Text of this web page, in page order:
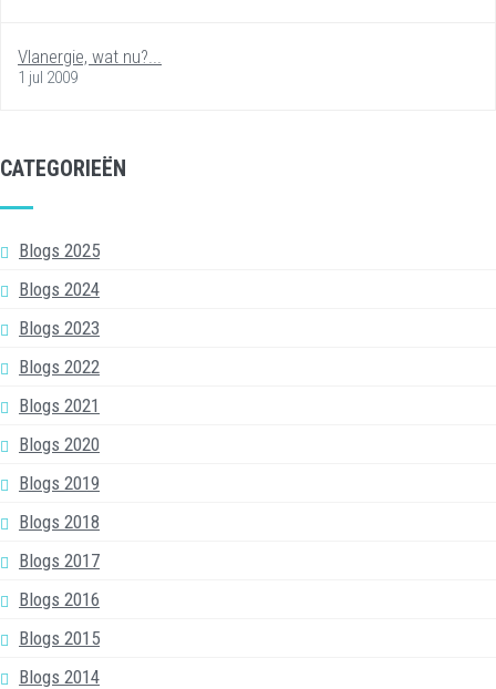
Vlanergie, wat nu?...
1 jul 2009
CATEGORIEËN
Blogs 2025
Blogs 2024
Blogs 2023
Blogs 2022
Blogs 2021
Blogs 2020
Blogs 2019
Blogs 2018
Blogs 2017
Blogs 2016
Blogs 2015
Blogs 2014